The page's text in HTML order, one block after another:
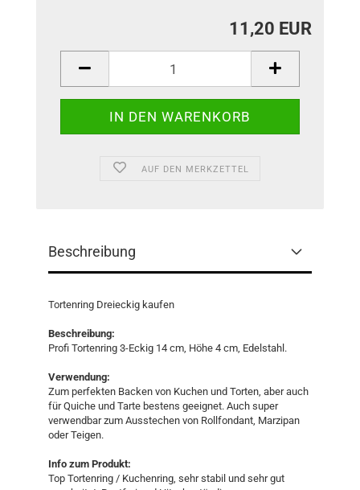
11,20 EUR
AUF DEN MERKZETTEL
Beschreibung
Tortenring Dreieckig kaufen
Beschreibung:
Profi Tortenring 3-Eckig 14 cm, Höhe 4 cm, Edelstahl.
Verwendung:
Zum perfekten Backen von Kuchen und Torten, aber auch
für Quiche und Tarte bestens geeignet. Auch super
verwendbar zum Ausstechen von Rollfondant, Marzipan
oder Teigen.
Info zum Produkt:
Top Tortenring / Kuchenring, sehr stabil und sehr gut